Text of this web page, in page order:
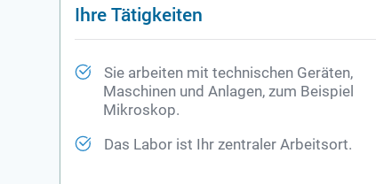
Ihre Tätigkeiten
Sie arbeiten mit technischen Geräten,
Maschinen und Anlagen, zum Beispiel
Mikroskop.
Das Labor ist Ihr zentraler Arbeitsort.